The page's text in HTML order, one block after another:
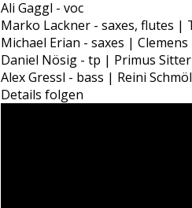
Ali Gaggl - voc
Marko Lackner - saxes, flutes |
Michael Erian - saxes |
Daniel Nösig - tp | Primus
Alex Gressl - bass | Reini
Details folgen